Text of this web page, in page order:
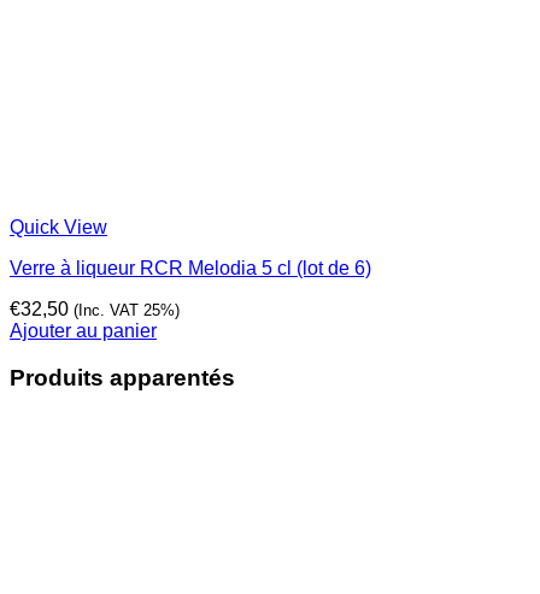
Quick View
Verre à liqueur RCR Melodia 5 cl (lot de 6)
€32,50 (Inc. VAT 25%)
Ajouter au panier
Produits apparentés